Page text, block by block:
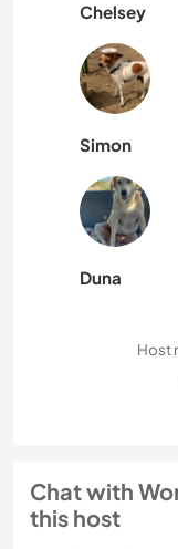
Chelsey
Simon
Duna
Host
Chat with
this host